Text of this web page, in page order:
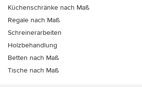
Küchenschränke nach Maß
Regale nach Maß
Schreinerarbeiten
Holzbehandlung
Betten nach Maß
Tische nach Maß